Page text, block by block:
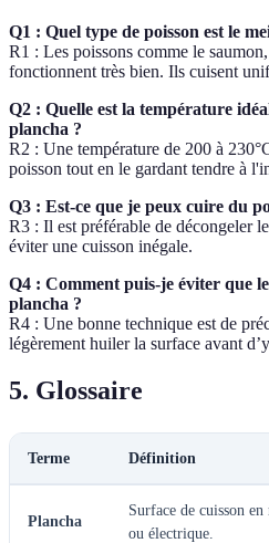
Q1 : Quel type de poisson est le
R1 : Les poissons comme le
fonctionnent très bien. Ils cuisent
Q2 : Quelle est la température
plancha ?
R2 : Une température de 200 à
poisson tout en le gardant tendre à
Q3 : Est-ce que je peux cuire du
R3 : Il est préférable de décongeler
éviter une cuisson inégale.
Q4 : Comment puis-je éviter que
plancha ?
R4 : Une bonne technique est de
légèrement huiler la surface avant
5. Glossaire
Terme Définition
Plancha
Surface de cuisson
ou électrique.